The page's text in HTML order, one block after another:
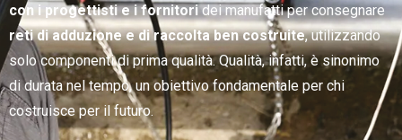
con i progettisti e i fornitoridei manufatti per consegnare
reti di adduzione e di raccolta ben costruite, utilizzando
solo componenti di prima qualità. Qualità, infatti, è sinonimo
di durata nel tempo, un obiettivo fondamentale per chi
costruisce per il futuro.